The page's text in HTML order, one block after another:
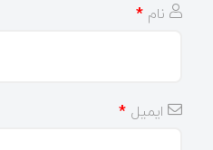
نام *
ایمیل *